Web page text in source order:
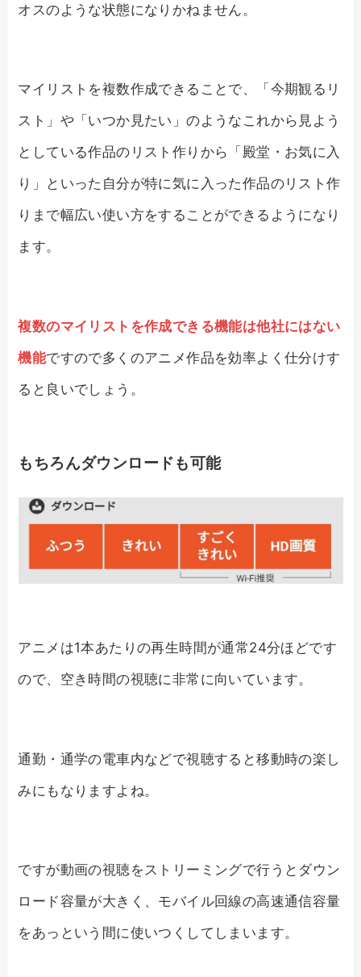
オスのような状態になりかねません。
マイリストを複数作成できることで、「今期観るリ
スト」や「いつか見たい」のようなこれから見よう
としている作品のリスト作りから「殿堂・お気に入
り」といった自分が特に気に入った作品のリスト作
りまで幅広い使い方をすることができるようになり
ます。
複数のマイリストを作成できる機能は他社にはない
機能ですので多くのアニメ作品を効率よく仕分けす
ると良いでしょう。
もちろんダウンロードも可能
アニメは1本あたりの再生時間が通常24分ほどです
ので、空き時間の視聴に非常に向いています。
通勤・通学の電車内などで視聴すると移動時の楽し
みにもなりますよね。
ですが動画の視聴をストリーミングで行うとダウン
ロード容量が大きく、モバイル回線の高速通信容量
をあっという間に使いつくしてしまいます。